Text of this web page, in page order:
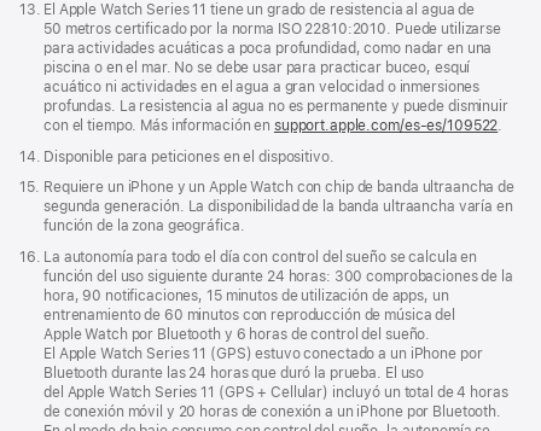
Nota
página
13. El Apple Watch Series 11 tiene un grado de resistencia al agua de
50 metros certificado por la norma ISO 22810:2010. Puede utilizarse
para actividades acuáticas a poca profundidad, como nadar en una
piscina o en el mar. No se debe usar para practicar buceo, esquí
acuático ni actividades en el agua a gran velocidad o inmersiones
profundas. La resistencia al agua no es permanente y puede disminuir
con el tiempo. Más información en support.apple.com/es-es/109522.
Nota
pie
página
14. Disponible para peticiones en el dispositivo.
Nota
página
15. Requiere un iPhone y un Apple Watch con chip de banda ultraancha de
segunda generación. La disponibilidad de la banda ultraancha varía en
función de la zona geográfica.
Nota
página
16. La autonomía para todo el día con control del sueño se calcula en
función del uso siguiente durante 24 horas: 300 comprobaciones de la
hora, 90 notificaciones, 15 minutos de utilización de apps, un
entrenamiento de 60 minutos con reproducción de música del
Apple Watch por Bluetooth y 6 horas de control del sueño.
El Apple Watch Series 11 (GPS) estuvo conectado a un iPhone por
Bluetooth durante las 24 horas que duró la prueba. El uso
del Apple Watch Series 11 (GPS + Cellular) incluyó un total de 4 horas
de conexión móvil y 20 horas de conexión a un iPhone por Bluetooth.